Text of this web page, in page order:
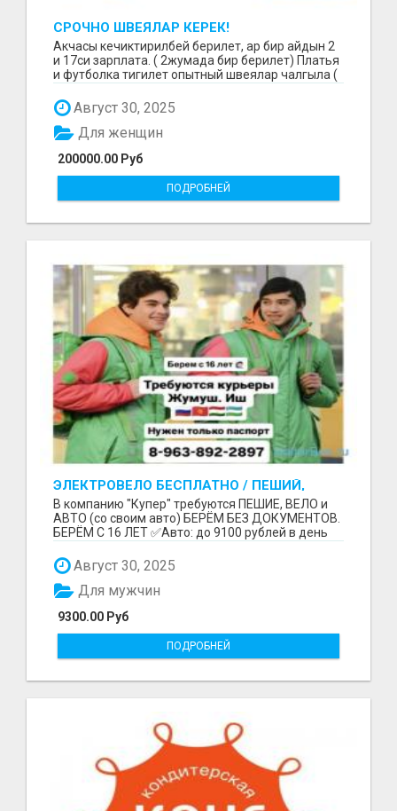
СРОЧНО ШВЕЯЛАР КЕРЕК!
Акчасы кечиктирилбей берилет, ар бир айдын 2
и 17си зарплата. ( 2жумада бир берилет) Платья
и футболка тигилет опытный швеялар чалгыла (
Август 30, 2025
200000.00 Руб
Для женщин
ПОДРОБНЕЙ
ЭЛЕКТРОВЕЛО БЕСПЛАТНО / ПЕШИЙ,
ВЕЛО, АВТО / БЕРЕМ БЕЗ ДОКУМЕНТОВ /
ЛЮБОЙ РАЙОН / С 16 ЛЕТ
В компанию "Купер" требуются ПЕШИЕ, ВЕЛО и
АВТО (со своим авто) БЕРЁМ БЕЗ ДОКУМЕНТОВ.
БЕРЁМ С 16 ЛЕТ ✅Авто: до 9100 рублей в день
Август 30, 2025
9300.00 Руб
Для мужчин
ПОДРОБНЕЙ